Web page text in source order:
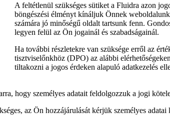
A feltétlenül szükséges sütiket a Fluidra azon
böngészési élményt kínáljuk Önnek
számára jó minőségű oldalt tartsunk fenn.
legyen felül az Ön jogainál és szabadságainál.
Ha további részletekre van szüksége erről az
tisztviselőnkhöz (DPO) az alábbi
tiltakozni a jogos érdeken alapuló adatkezelés
hogy személyes adatait feldolgozzuk a jogi
az Ön hozzájárulását kérjük személyes adatai